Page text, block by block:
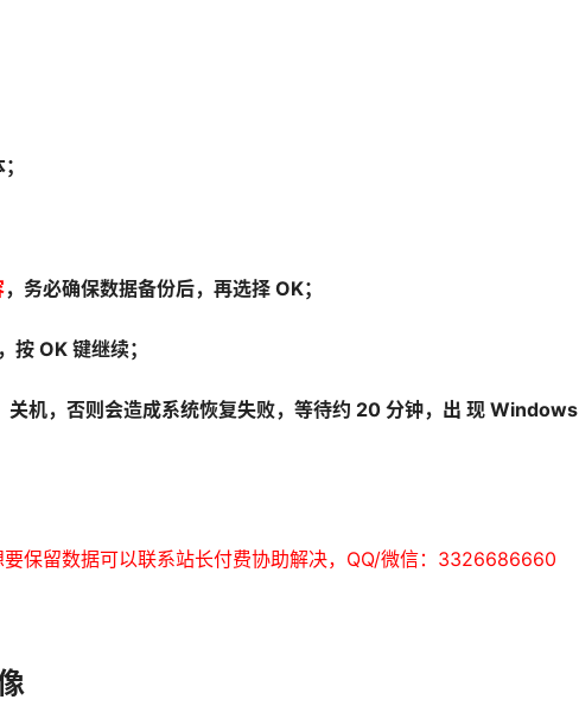
，务必确保数据备份后，再选择 OK；
OK 键继续；
关机，否则会造成系统恢复失败，等待约 20 分钟，出 现 Windows
保留数据可以联系站长付费协助解决，QQ/微信：3326686660